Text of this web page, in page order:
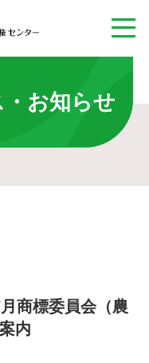
・お知らせ
商標委員会（農
内